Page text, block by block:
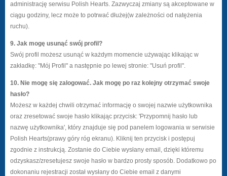
administrację serwisu Polish Hearts. Zazwyczaj zmiany są akceptowane w
ciągu godziny, lecz może to potrwać dłużej(w zależności od natężenia
ruchu).
9. Jak mogę usunąć swój profil?
Swój profil możesz usunąć w każdym momencie używając klikając w
zakładkę: "Mój Profil" a następnie po lewej stronie: "Usuń profil".
10. Nie mogę się zalogować. Jak mogę po raz kolejny otrzymać swoje
hasło?
Możesz w każdej chwili otrzymać informację o swojej nazwie użytkownika
oraz zresetować swoje hasło klikając przycisk: 'Przypomnij hasło lub
nazwę użytkownika', który znajduje się pod panelem logowania w serwisie
Polish Hearts(prawy góry róg ekranu). Kliknij ten przycisk i postępuj
zgodnie z instrukcją. Zostanie do Ciebie wysłany email, dzięki któremu
odzyskasz/zresetujesz swoje hasło w bardzo prosty sposób. Dodatkowo po
dokonaniu rejestracji został wysłany do Ciebie email z danymi